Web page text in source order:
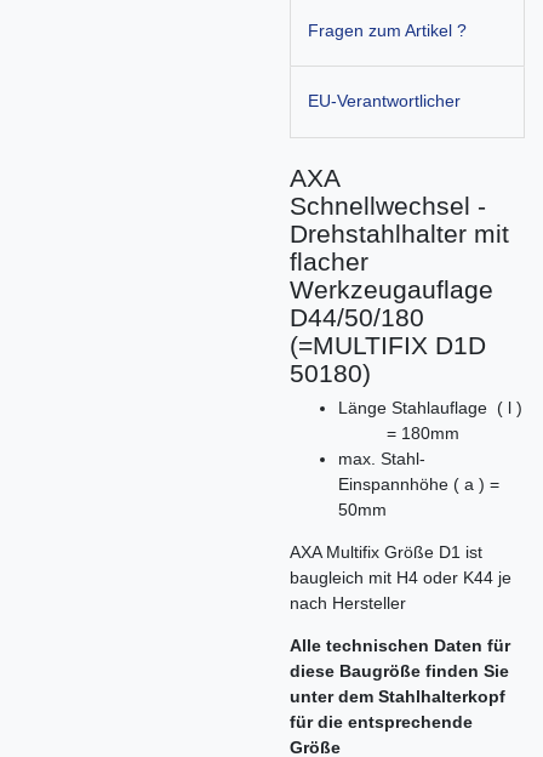
Fragen zum Artikel ?
EU-Verantwortlicher
AXA
Schnellwechsel -
Drehstahlhalter mit
flacher
Werkzeugauflage
D44/50/180
(=MULTIFIX D1D
50180)
Länge Stahlauflage ( l )
= 180mm
max. Stahl-
Einspannhöhe ( a ) =
50mm
AXA Multifix Größe D1 ist
baugleich mit H4 oder K44 je
nach Hersteller
Alle technischen Daten für
diese Baugröße finden Sie
unter dem Stahlhalterkopf
für die entsprechende
Größe